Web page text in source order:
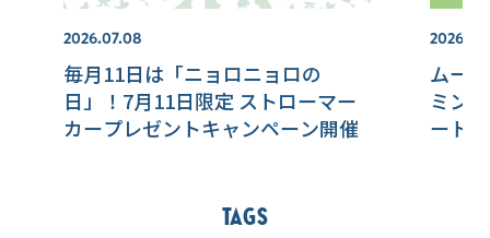
2026.07.08
毎月11日は「ニョロニョロの
日」！7月11日限定 ストローマー
カープレゼントキャンペーン開催
ムー
ミン
ート！
Tags